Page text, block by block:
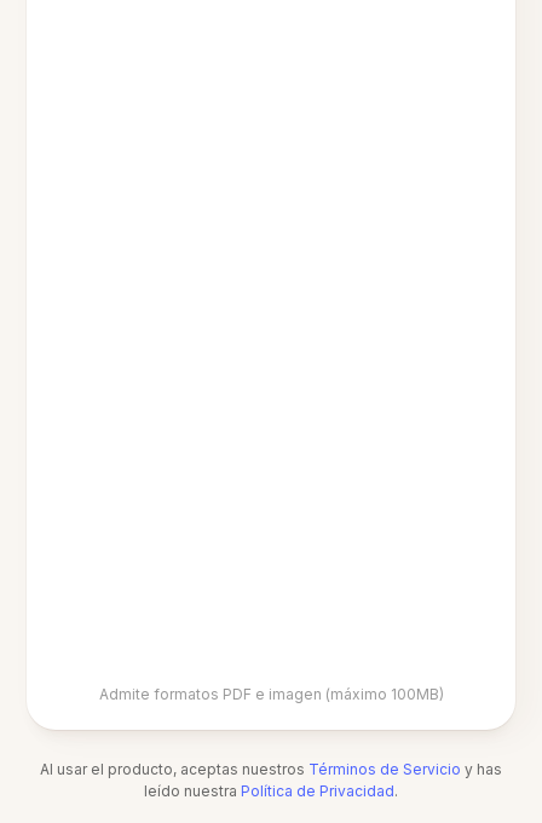
Admite formatos PDF e imagen (máximo 100MB)
Al usar el producto, aceptas nuestros Términos de Servicio y has
leído nuestra Política de Privacidad.